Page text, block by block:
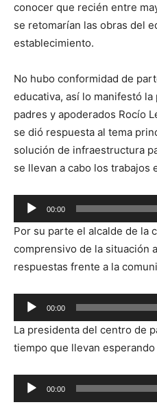
conocer que recién entre
se retomarían las obras del
establecimiento.
No hubo conformidad de
educativa, así lo manifestó
padres y apoderados Rocío
se dió respuesta al tema
solución de infraestructura
se llevan a cabo los trabajos
Reproductor
de
audio
00:00
Por su parte el alcalde de la
comprensivo de la situación
respuestas frente a la
Reproductor
de
audio
00:00
La presidenta del centro de
tiempo que llevan
Reproductor
de
00:00